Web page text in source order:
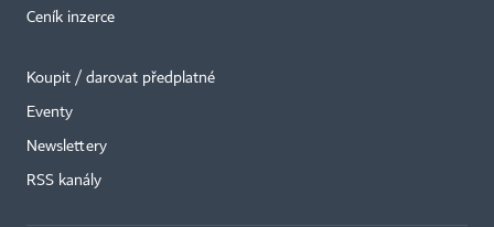
Ceník inzerce
Koupit / darovat předplatné
Eventy
Newslettery
RSS kanály